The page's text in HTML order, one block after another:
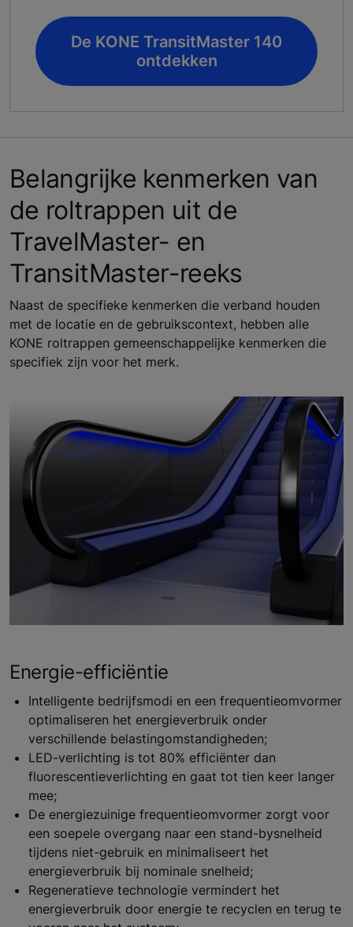
De KONE TransitMaster 140
ontdekken
Belangrijke kenmerken van
de roltrappen uit de
TravelMaster- en
TransitMaster-reeks
Naast de specifieke kenmerken die verband houden
met de locatie en de gebruikscontext, hebben alle
KONE roltrappen gemeenschappelijke kenmerken die
specifiek zijn voor het merk.
Energie-efficiëntie
Intelligente bedrijfsmodi en een frequentieomvormer
optimaliseren het energieverbruik onder
verschillende belastingomstandigheden;
LED-verlichting is tot 80% efficiënter dan
fluorescentieverlichting en gaat tot tien keer langer
mee;
De energiezuinige frequentieomvormer zorgt voor
een soepele overgang naar een stand-bysnelheid
tijdens niet-gebruik en minimaliseert het
energieverbruik bij nominale snelheid;
Regeneratieve technologie vermindert het
energieverbruik door energie te recyclen en terug te